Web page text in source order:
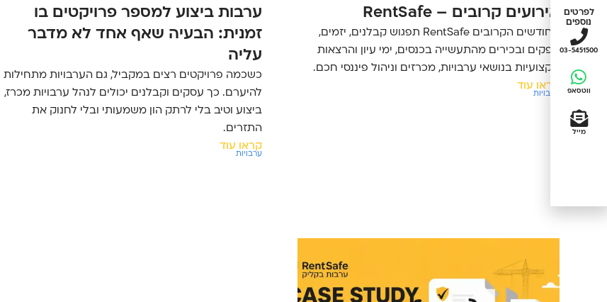
אירועים קרובים – RentSafe
בחודשים הקרובים RentSafe תפגוש קבלנים, יזמים,
ספקים ובכירים מהתעשייה בכנסים, ימי עיון והרצאות
מקצועיות בנושאי ערבויות, מכרזים וניהול פיננסי חכם.
קראו עוד
ערבויות
ערבות ביצוע למספר פרויקטים בו
זמנית: הבעיה שאף אחד לא מדבר
עליה
כשכמה פרויקטים רצים במקביל, גם הערבויות מתחילות
להיערם. כך עסקים וקבלנים יכולים לנהל ערבויות מכרז,
ביצוע וטיב בלי לרתק הון משמעותי ובלי לחנוק את
התזרים.
קראו עוד
ערבויות
לפרטים
נוספים
03-5451500
ווטסאפ
מייל